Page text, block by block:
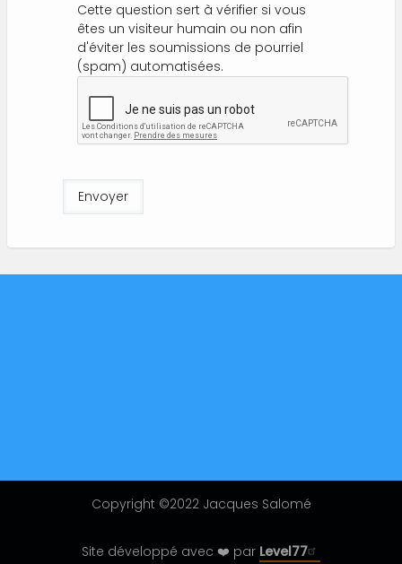
Cette question sert à vérifier si vous
êtes un visiteur humain ou non afin
d'éviter les soumissions de pourriel
(spam) automatisées.
Copyright ©2022 Jacques Salomé
Site développé avec ❤️ par Level77